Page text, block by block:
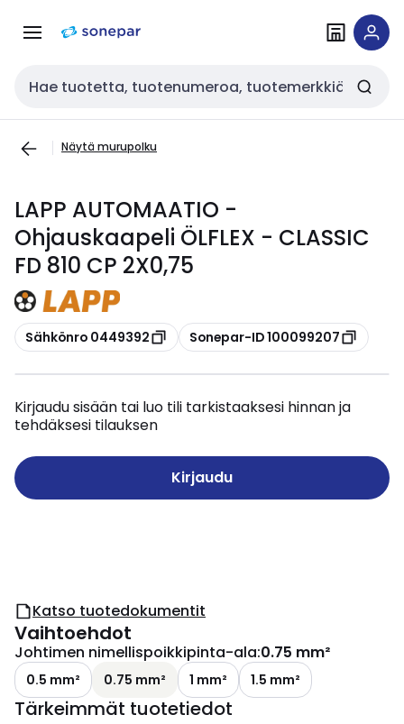
navigointiinsisältöön
Haku
Näytä murupolku
LAPP AUTOMAATIO -
Ohjauskaapeli ÖLFLEX - CLASSIC
FD 810 CP 2X0,75
Kopioi
Sähkönro 0449392 Kopioi
Sonepar-ID 100099207
Kirjaudu sisään tai luo tili tarkistaaksesi hinnan ja
tehdäksesi tilauksen
Kirjaudu
Katso tuotedokumentit
Vaihtoehdot
Johtimen nimellispoikkipinta-ala:0.75 mm²
0.5 mm² 0.75 mm² 1 mm² 1.5 mm²
Tärkeimmät tuotetiedot